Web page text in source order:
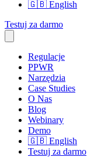
🇬🇧 English
Testuj za darmo
Regulacje
PPWR
Narzędzia
Case Studies
O Nas
Blog
Webinary
Demo
🇬🇧 English
Testuj za darmo